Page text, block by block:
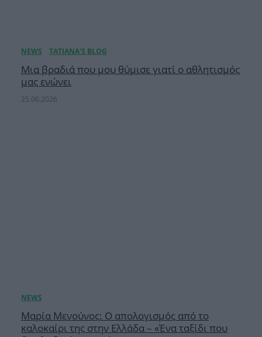
Μια βραδιά που μου θύμισε γιατί ο αθλητισμός
μας ενώνει
25.06.2026
Μαρία Μενούνος: Ο απολογισμός από το
καλοκαίρι της στην Ελλάδα – «Ένα ταξίδι που